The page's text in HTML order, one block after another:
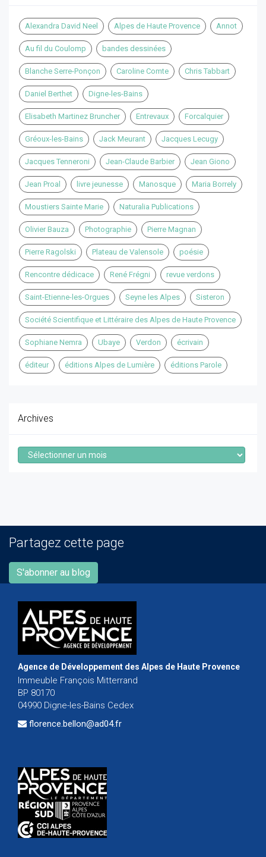
Alexandra David Neel Alpes de Haute Provence Annot
Au fil du Coulomp bandes dessinées
Blanche Serre-Ponçon Caroline Comte Chris Tabbart
Daniel Berthet Digne-les-Bains
Elisabeth Martinez Bruncher Entrevaux Forcalquier
Gréoux-les-Bains Jack Meurant Jacques Lecugy
Jacques Tenneroni Jean-Claude Barbier Jean Giono
Jean Proal livre jeunesse Manosque Maria Borrely
Moustiers Sainte Marie Naturalia Publications
Olivier Bauza Photographie Pierre Magnan
Pierre Ragolski Plateau de Valensole poésie
Rencontre dédicace René Frégni revue verdons
Saint-Etienne-les-Orgues Seyne les Alpes Sisteron
Société Scientifique et Littéraire des Alpes de Haute Provence
Sophiane Nemra Ubaye Verdon écrivain
éditeur éditions Alpes de Lumière éditions Parole
Archives
Archives
Partagez cette page
S'abonner au blog
Agence de Développement des Alpes de Haute Provence
Immeuble François Mitterrand
BP 80170
04990 Digne-les-Bains Cedex
florence.bellon@ad04.fr